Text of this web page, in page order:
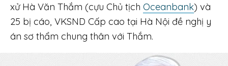
xử Hà Văn Thắm (cựu Chủ tịchOceanbank) và
25 bị cáo, VKSND Cấp cao tại Hà Nội đề nghị y
án sơ thẩm chung thân với Thắm.